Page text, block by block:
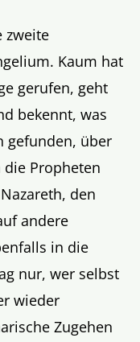
zweite
Kaum hat
gerufen, geht
bekennt, was
gefunden, über
die Propheten
den
andere
in die
nur, wer selbst
wieder
Zugehen